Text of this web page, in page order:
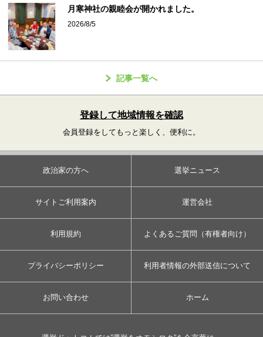
月寒神社の親睦会が開かれました。
2026/8/5
記事一覧へ
登録して地域情報を確認
会員登録をしてもっと楽しく、便利に。
政治家の方へ 選挙ニュース
サイトご利用案内 運営会社
利用規約 よくあるご質問（有権者向け）
プライバシーポリシー 利用者情報の外部送信について
お問い合わせ ホーム